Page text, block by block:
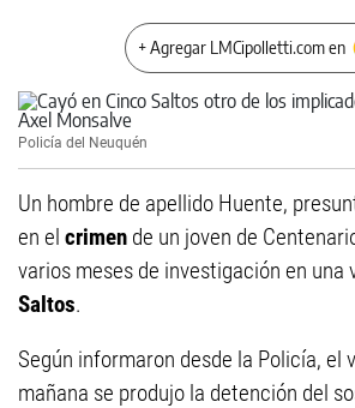
+ Agregar LMCipolletti.com en
Policía del Neuquén
Un hombre de apellido Huente,
en el crimen de un joven de
varios meses de investigación en una
Saltos.
Según informaron desde la Policía, el
mañana se produjo la detención del